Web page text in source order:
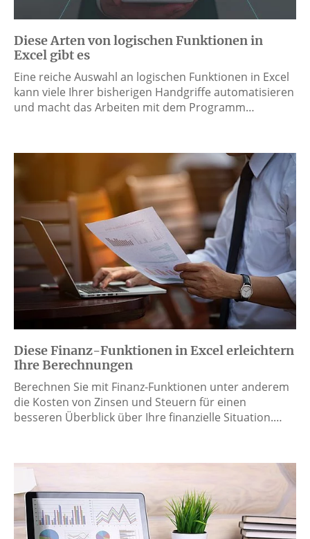
Diese Arten von logischen Funktionen in
Excel gibt es
Eine reiche Auswahl an logischen Funktionen in Excel
kann viele Ihrer bisherigen Handgriffe automatisieren
und macht das Arbeiten mit dem Programm…
Diese Finanz-Funktionen in Excel erleichtern
Ihre Berechnungen
Berechnen Sie mit Finanz-Funktionen unter anderem
die Kosten von Zinsen und Steuern für einen
besseren Überblick über Ihre finanzielle Situation.…